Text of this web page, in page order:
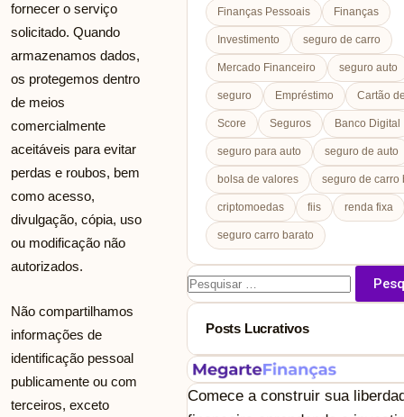
fornecer o serviço
solicitado. Quando
armazenamos dados,
os protegemos dentro
de meios
comercialmente
aceitáveis ​​para evitar
perdas e roubos, bem
como acesso,
divulgação, cópia, uso
ou modificação não
autorizados.
Não compartilhamos
informações de
identificação pessoal
publicamente ou com
terceiros, exceto
Finanças Pessoais Finanças
Investimento seguro de carro
Mercado Financeiro seguro auto
seguro Empréstimo Cartão
Score Seguros Banco Digital
seguro para auto seguro de auto
bolsa de valores seguro de carro
criptomoedas fiis renda fixa
seguro carro barato
Pesquisar
por:
Posts Lucrativos
Comece a construir sua